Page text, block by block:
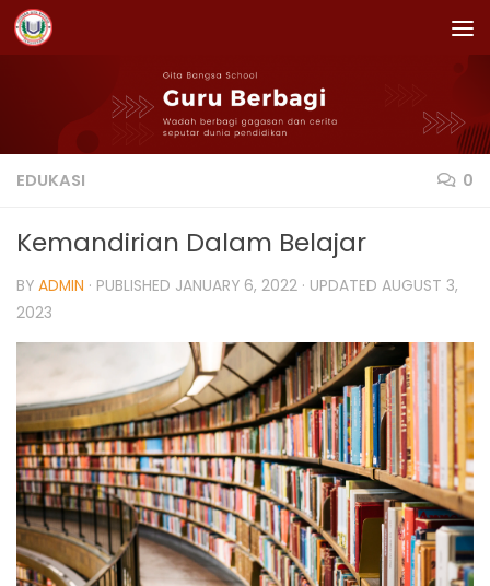
Skip to content
EDUKASI 0
Kemandirian Dalam Belajar
BY ADMIN · PUBLISHED JANUARY 6, 2022 · UPDATED AUGUST 3,
2023